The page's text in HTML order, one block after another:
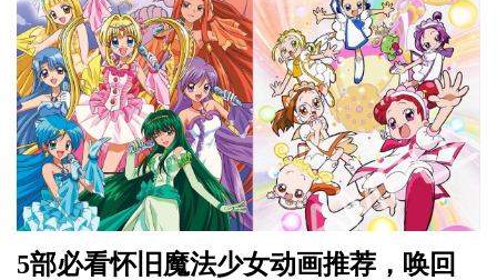
5部必看怀旧魔法少女动画推荐，唤回